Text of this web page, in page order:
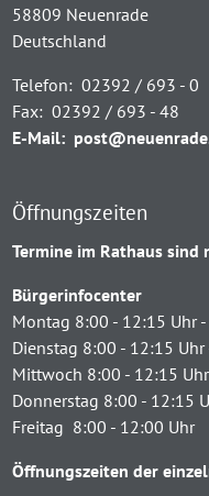
58809 Neuenrade
Deutschland
Telefon: 02392 / 693 - 0
Fax: 02392 / 693 - 48
E-Mail:
Öffnungszeiten
Termine im Rathaus
Bürgerinfocenter
Montag 8:00 - 12:15 Uhr
Dienstag 8:00 - 12:15
Mittwoch 8:00 - 12:15
Donnerstag 8:00 - 12:15
Freitag 8:00 - 12:00 Uhr
Öffnungszeiten der